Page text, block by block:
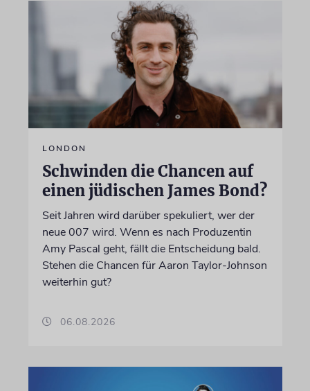
LONDON
Schwinden die Chancen auf
einen jüdischen James Bond?
Seit Jahren wird darüber spekuliert, wer der
neue 007 wird. Wenn es nach Produzentin
Amy Pascal geht, fällt die Entscheidung bald.
Stehen die Chancen für Aaron Taylor-Johnson
weiterhin gut?
06.08.2026